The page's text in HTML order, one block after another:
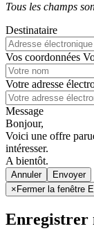
Tous les champs
Destinataire
Vos coordonnées
Votre adresse
Message
Bonjour,
Voici une offre
intéresser.
A bientôt.
Annuler
× Fermer la fenêtre
Enregistrer